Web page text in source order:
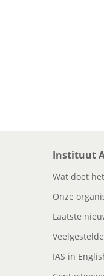
Instituut
Wat doet
Onze
Laatste
IAS in